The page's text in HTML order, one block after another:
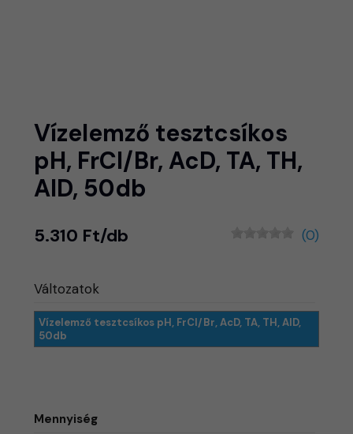
Vízelemző tesztcsíkos
pH, FrCl/Br, AcD, TA, TH,
AlD, 50db
5.310 Ft/db (0)
Változatok
Vízelemző tesztcsíkos pH, FrCl/Br, AcD, TA, TH, AlD,
50db
Mennyiség